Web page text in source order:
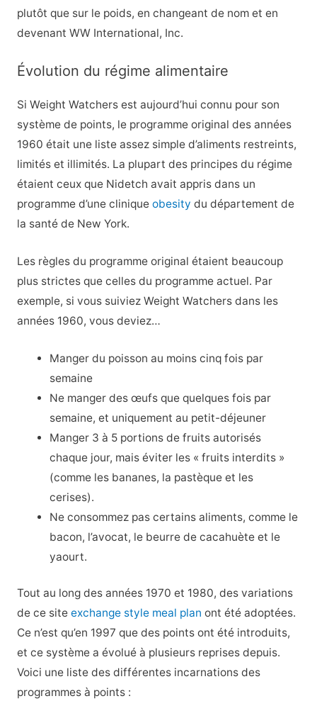
plutôt que sur le poids, en changeant de nom et en
devenant WW International, Inc.
Évolution du régime alimentaire
Si Weight Watchers est aujourd’hui connu pour son
système de points, le programme original des années
1960 était une liste assez simple d’aliments restreints,
limités et illimités. La plupart des principes du régime
étaient ceux que Nidetch avait appris dans un
programme d’une clinique obesity du département de
la santé de New York.
Les règles du programme original étaient beaucoup
plus strictes que celles du programme actuel. Par
exemple, si vous suiviez Weight Watchers dans les
années 1960, vous deviez…
Manger du poisson au moins cinq fois par
semaine
Ne manger des œufs que quelques fois par
semaine, et uniquement au petit-déjeuner
Manger 3 à 5 portions de fruits autorisés
chaque jour, mais éviter les « fruits interdits »
(comme les bananes, la pastèque et les
cerises).
Ne consommez pas certains aliments, comme le
bacon, l’avocat, le beurre de cacahuète et le
yaourt.
Tout au long des années 1970 et 1980, des variations
de ce site exchange style meal plan ont été adoptées.
Ce n’est qu’en 1997 que des points ont été introduits,
et ce système a évolué à plusieurs reprises depuis.
Voici une liste des différentes incarnations des
programmes à points :